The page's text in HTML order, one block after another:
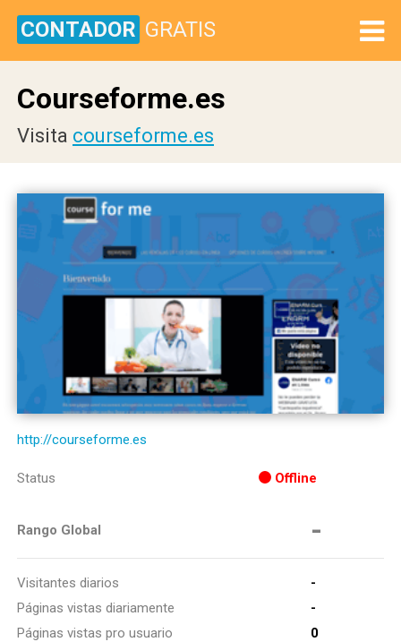
CONTADOR GRATIS
Courseforme.es
Visita courseforme.es
http://courseforme.es
Status Offline
Rango Global -
Visitantes diarios
-
Páginas vistas diariamente
-
Páginas vistas pro usuario
0